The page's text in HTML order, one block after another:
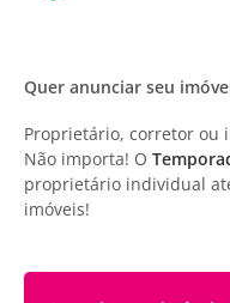
Quer anunciar seu
Proprietário, corretor ou
Não importa! O
proprietário individual
imóveis!